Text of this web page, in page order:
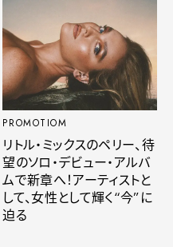
PROMOTIOM
リトル・ミックスのペリー、待
望のソロ・デビュー・アルバ
ムで新章へ！アーティストと
して、女性として輝く“今”に
迫る